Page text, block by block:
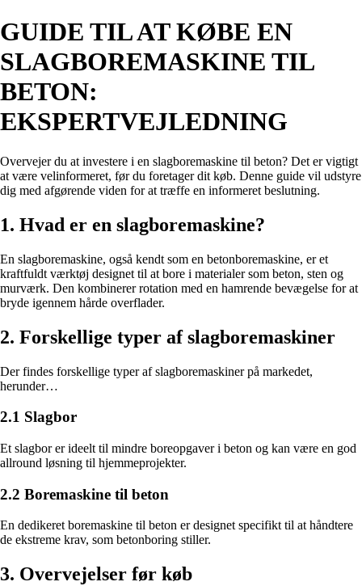
GUIDE TIL AT KØBE EN
SLAGBOREMASKINE TIL
BETON:
EKSPERTVEJLEDNING
Overvejer du at investere i en slagboremaskine til beton? Det er vigtigt
at være velinformeret, før du foretager dit køb. Denne guide vil udstyre
dig med afgørende viden for at træffe en informeret beslutning.
1. Hvad er en slagboremaskine?
En slagboremaskine, også kendt som en betonboremaskine, er et
kraftfuldt værktøj designet til at bore i materialer som beton, sten og
murværk. Den kombinerer rotation med en hamrende bevægelse for at
bryde igennem hårde overflader.
2. Forskellige typer af slagboremaskiner
Der findes forskellige typer af slagboremaskiner på markedet,
herunder…
2.1 Slagbor
Et slagbor er ideelt til mindre boreopgaver i beton og kan være en god
allround løsning til hjemmeprojekter.
2.2 Boremaskine til beton
En dedikeret boremaskine til beton er designet specifikt til at håndtere
de ekstreme krav, som betonboring stiller.
3. Overvejelser før køb